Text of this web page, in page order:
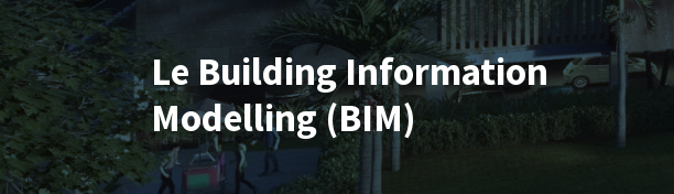
Le Building Information
Modelling (BIM)